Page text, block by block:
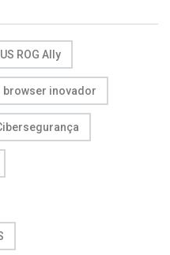
ROG Ally
browser inovador